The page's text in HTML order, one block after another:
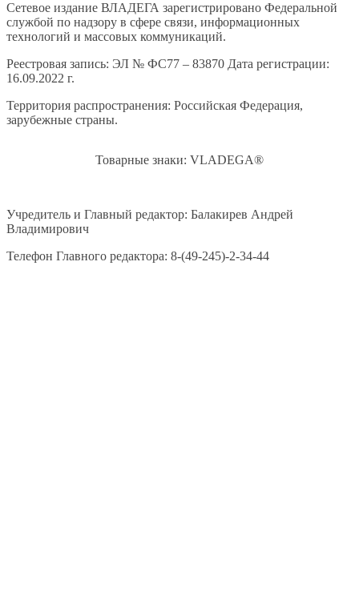
Сетевое издание ВЛАДЕГА зарегистрировано Федеральной
службой по надзору в сфере связи, информационных
технологий и массовых коммуникаций.
Реестровая запись: ЭЛ № ФС77 – 83870 Дата регистрации:
16.09.2022 г.
Территория распространения: Российская Федерация,
зарубежные страны.
Товарные знаки: VLADEGA®
Учредитель и Главный редактор: Балакирев Андрей
Владимирович
Телефон Главного редактора: 8-(49-245)-2-34-44